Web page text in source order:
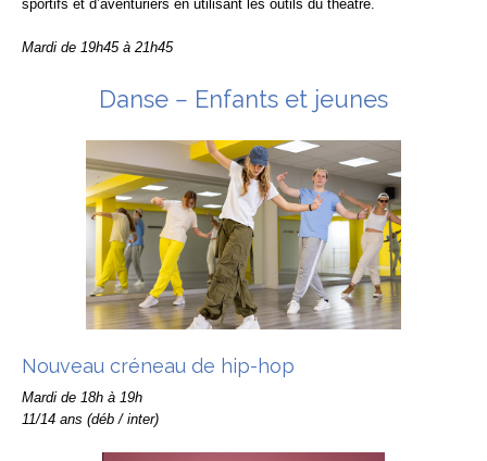
sportifs et d’aventuriers en utilisant les outils du théâtre.
Mardi de 19h45 à 21h45
Danse – Enfants et jeunes
Nouveau créneau de hip-hop
Mardi de 18h à 19h
11/14 ans (déb / inter)